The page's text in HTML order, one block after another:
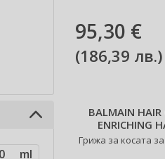
95,30 €
(186,39 лв.)
BALMAIN HAIR
ENRICHING
Грижа за косата